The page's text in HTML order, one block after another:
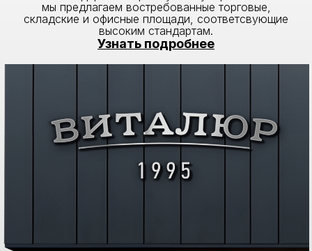
мы предлагаем востребованные торговые,
складские и офисные площади, соответсвующие
высоким стандартам.
Узнать подробнее